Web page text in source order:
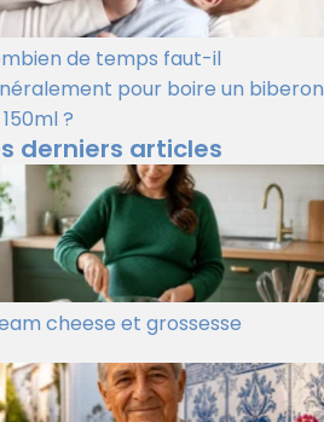
de temps faut-il
pour boire un biberon
?
derniers articles
cheese et grossesse